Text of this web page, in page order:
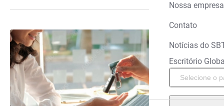
Nossa empresa
Contato
Notícias do
Escritório